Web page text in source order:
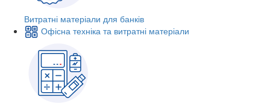
Витратні матеріали для банків
Офісна техніка та витратні матеріали